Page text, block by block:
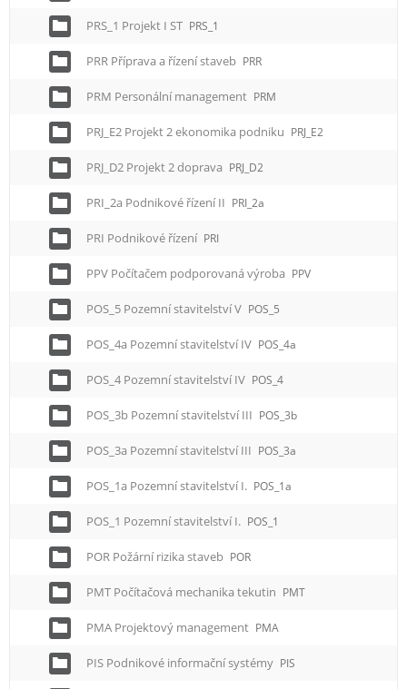
PRS_1 Projekt I ST PRS_1
PRR Příprava a řízení staveb PRR
PRM Personální management PRM
PRJ_E2 Projekt 2 ekonomika podniku PRJ_E2
PRJ_D2 Projekt 2 doprava PRJ_D2
PRI_2a Podnikové řízení II PRI_2a
PRI Podnikové řízení PRI
PPV Počítačem podporovaná výroba PPV
POS_5 Pozemní stavitelství V POS_5
POS_4a Pozemní stavitelství IV POS_4a
POS_4 Pozemní stavitelství IV POS_4
POS_3b Pozemní stavitelství III POS_3b
POS_3a Pozemní stavitelství III POS_3a
POS_1a Pozemní stavitelství I. POS_1a
POS_1 Pozemní stavitelství I. POS_1
POR Požární rizika staveb POR
PMT Počítačová mechanika tekutin PMT
PMA Projektový management PMA
PIS Podnikové informační systémy PIS